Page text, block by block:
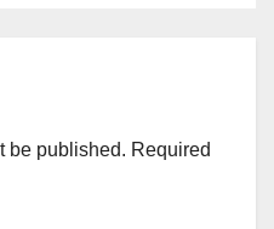
be published. Required